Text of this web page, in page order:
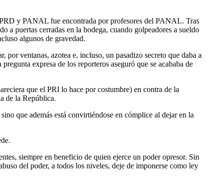
y PANAL fue encontrada por profesores del PANAL. Tras
a puertas cerradas en la bodega, cuando golpeadores a sueldo
algunos de gravedad.
ventanas, azotea e, incluso, un pasadizo secreto que daba a
expresa de los reporteros aseguró que se acababa de
que el PRI lo hace por costumbre) en contra de la
de la República.
que además está convirtiéndose en cómplice al dejar en la
siempre en beneficio de quien ejerce un poder opresor. Sin
del poder, a todos los niveles, deje de imponerse como ley